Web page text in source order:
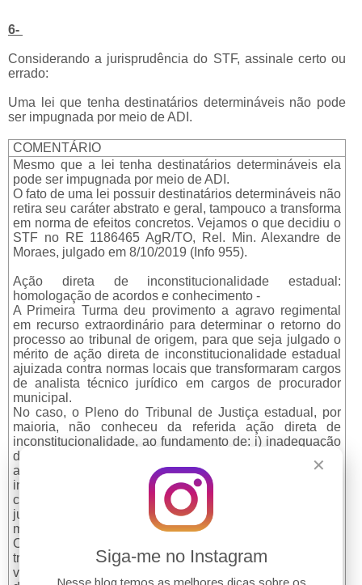
✕
Siga-me no Instagram
Nesse blog temos as melhores dicas sobre os
6-
Considerando a jurisprudência do STF, assinale certo ou
errado:
Uma lei que tenha destinatários determináveis não pode
ser impugnada por meio de ADI.
COMENTÁRIO
Mesmo que a lei tenha destinatários determináveis ela
pode ser impugnada por meio de ADI.
O fato de uma lei possuir destinatários determináveis não
retira seu caráter abstrato e geral, tampouco a transforma
em norma de efeitos concretos. Vejamos o que decidiu o
STF no RE 1186465 AgR/TO, Rel. Min. Alexandre de
Moraes, julgado em 8/10/2019 (Info 955).
Ação direta de inconstitucionalidade estadual:
homologação de acordos e conhecimento -
A Primeira Turma deu provimento a agravo regimental
em recurso extraordinário para determinar o retorno do
processo ao tribunal de origem, para que seja julgado o
mérito de ação direta de inconstitucionalidade estadual
ajuizada contra normas locais que transformaram cargos
de analista técnico jurídico em cargos de procurador
municipal.
No caso, o Pleno do Tribunal de Justiça estadual, por
maioria, não conheceu da referida ação direta de
inconstitucionalidade, ao fundamento de: i) inadequação
do procedimento escolhido pelo requerente para veicular
as pretensões deduzidas na inicial e ii) afronta ao
instituto da coisa julgada material, visto que as normas
contestadas seriam fruto de acordo homologado
judicialmente, sendo, portanto, inviável a rediscussão da
matéria.
O colegiado entendeu não subsistir a afirmação do
tribunal de origem no sentido de que as normas tidas por
viciadas não podem ser objeto de ADI, pois o que se